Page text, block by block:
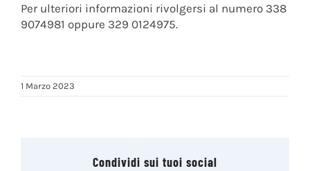
Per ulteriori informazioni rivolgersi al numero 338
9074981 oppure 329 0124975.
1 Marzo 2023
Condividi sui tuoi social